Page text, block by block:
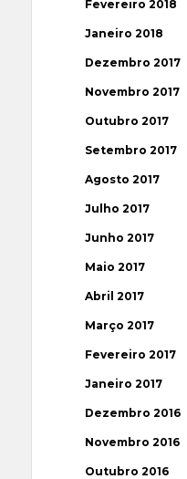
Fevereiro 2018
Janeiro 2018
Dezembro 2017
Novembro 2017
Outubro 2017
Setembro 2017
Agosto 2017
Julho 2017
Junho 2017
Maio 2017
Abril 2017
Março 2017
Fevereiro 2017
Janeiro 2017
Dezembro 2016
Novembro 2016
Outubro 2016